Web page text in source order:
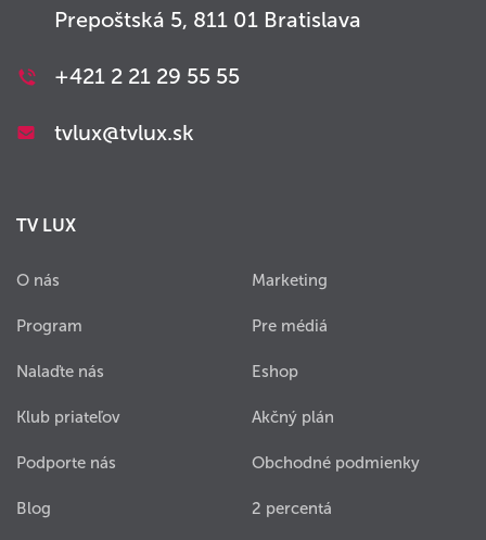
Prepoštská 5, 811 01 Bratislava
+421 2 21 29 55 55
tvlux@tvlux.sk
TV LUX
O nás
Program
Nalaďte nás
Klub priateľov
Podporte nás
Blog
Marketing
Pre médiá
Eshop
Akčný plán
Obchodné podmienky
2 percentá